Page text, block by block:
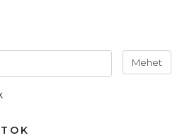
Mehet